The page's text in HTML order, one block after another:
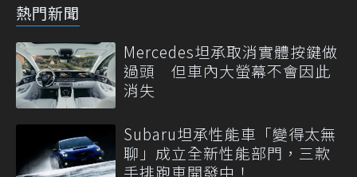
熱門新聞
Mercedes坦承取消實體按鍵做
過頭 但車內大螢幕不會因此
消失
Subaru坦承性能車「變得太無
聊」成立全新性能部門，三款
手排跑車開發中！